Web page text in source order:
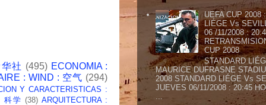
社 (495) ECONOMIA :
: WIND : 空气 (294)
Y CARACTERISTICAS :
科学 (38) ARQUITECTURA :
UEFA CUP 2008
LIÉGE Vs
06 /11/2008 :
CUP 2008
STANDARD
MAURICE DUFRASNE
2008 STANDARD LIÉGE Vs
JUEVES 06/11/2008 : 20:45